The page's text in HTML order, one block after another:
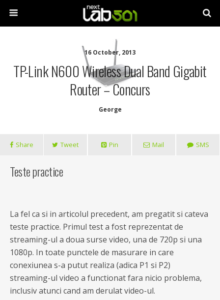
16 October, 2013
TP-Link N600 Wireless Dual Band Gigabit
Router – Concurs
George
Share Tweet Pin Mail SMS
Teste practice
La fel ca si in articolul precedent, am pregatit si cateva
teste practice. Primul test a fost reprezentat de
streaming-ul a doua surse video, una de 720p si una
1080p. In toate punctele de masurare in care
conexiunea s-a putut realiza (adica P1 si P2)
streaming-ul video a functionat fara nicio problema,
inclusiv atunci cand am derulat video-ul.